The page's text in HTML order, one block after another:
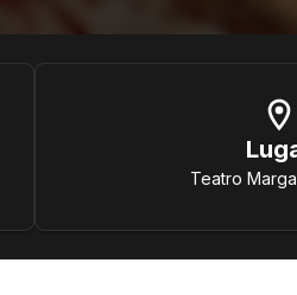
Teatro